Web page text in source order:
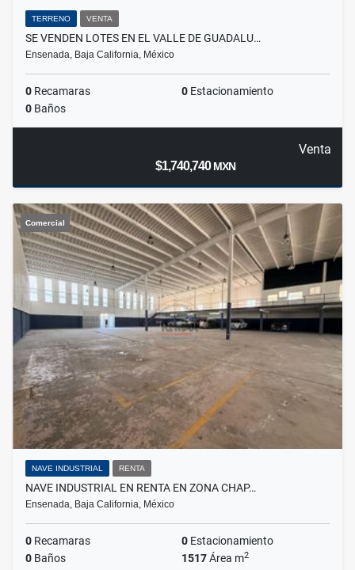
TERRENO VENTA
SE VENDEN LOTES EN EL VALLE DE GUADALU…
Ensenada, Baja California, México
0 Recamaras 0 Estacionamiento
0 Baños
Venta
$1,740,740MXN
Comercial
NAVE INDUSTRIAL RENTA
NAVE INDUSTRIAL EN RENTA EN ZONA CHAP…
Ensenada, Baja California, México
0 Recamaras 0 Estacionamiento
0 Baños 1517Área m2